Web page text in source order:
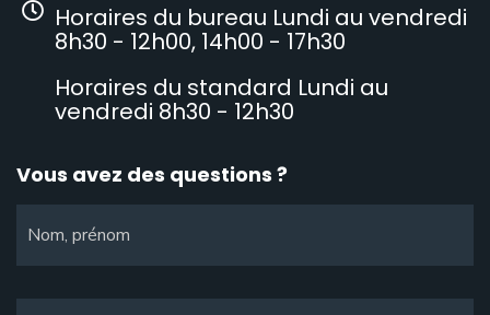
Horaires du bureau Lundi au vendredi
8h30 - 12h00, 14h00 - 17h30
Horaires du standard Lundi au
vendredi 8h30 - 12h30
Vous avez des questions ?
Nom, prénom